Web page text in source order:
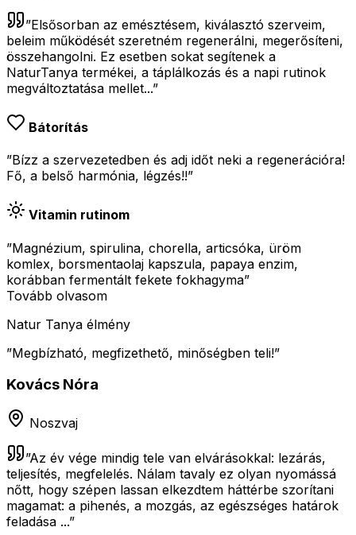
”Elsősorban az emésztésem, kiválasztó szerveim,
beleim működését szeretném regenerálni, megerősíteni,
összehangolni. Ez esetben sokat segítenek a
NaturTanya termékei, a táplálkozás és a napi rutinok
megváltoztatása mellet...”
Bátorítás
”Bízz a szervezetedben és adj időt neki a regenerációra!
Fő, a belső harmónia, légzés!!”
Vitamin rutinom
”Magnézium, spirulina, chorella, articsóka, üröm
komlex, borsmentaolaj kapszula, papaya enzim,
korábban fermentált fekete fokhagyma”
Tovább olvasom
Natur Tanya élmény
”Megbízható, megfizethető, minőségben teli!”
Kovács Nóra
Noszvaj
”Az év vége mindig tele van elvárásokkal: lezárás,
teljesítés, megfelelés. Nálam tavaly ez olyan nyomássá
nőtt, hogy szépen lassan elkezdtem háttérbe szorítani
magamat: a pihenés, a mozgás, az egészséges határok
feladása ...”